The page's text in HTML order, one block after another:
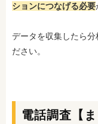
ションにつなげる必要
データを収集したら分
ださい。
電話調査【ま